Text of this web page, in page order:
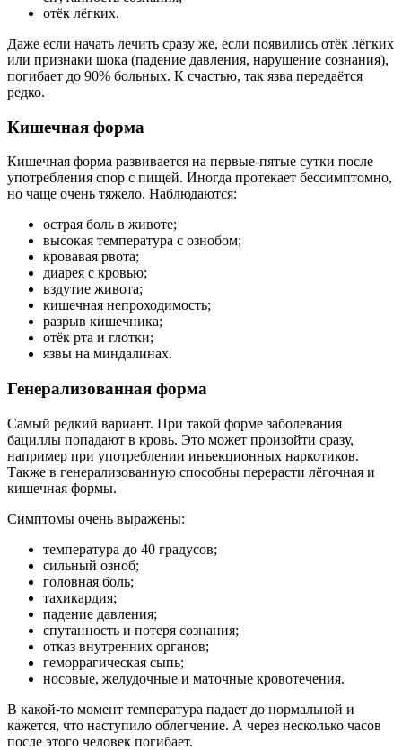
отёк лёгких.
Даже если начать лечить сразу же, если появились отёк лёгких
или признаки шока (падение давления, нарушение сознания),
погибает до 90% больных. К счастью, так язва передаётся
редко.
Кишечная форма
Кишечная форма развивается на первые‑пятые сутки после
употребления спор с пищей. Иногда протекает бессимптомно,
но чаще очень тяжело. Наблюдаются:
острая боль в животе;
высокая температура с ознобом;
кровавая рвота;
диарея с кровью;
вздутие живота;
кишечная непроходимость;
разрыв кишечника;
отёк рта и глотки;
язвы на миндалинах.
Генерализованная форма
Самый редкий вариант. При такой форме заболевания
бациллы попадают в кровь. Это может произойти сразу,
например при употреблении инъекционных наркотиков.
Также в генерализованную способны перерасти лёгочная и
кишечная формы.
Симптомы очень выражены:
температура до 40 градусов;
сильный озноб;
головная боль;
тахикардия;
падение давления;
спутанность и потеря сознания;
отказ внутренних органов;
геморрагическая сыпь;
носовые, желудочные и маточные кровотечения.
В какой‑то момент температура падает до нормальной и
кажется, что наступило облегчение. А через несколько часов
после этого человек погибает.